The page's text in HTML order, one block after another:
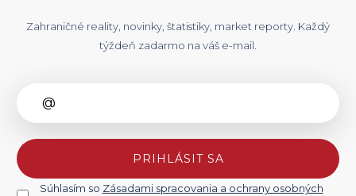
Zahraničné reality, novinky, štatistiky, market reporty. Každý
týždeň zadarmo na váš e-mail.
PRIHLÁSIT SA
Súhlasím so Zásadami spracovania a ochrany osobných